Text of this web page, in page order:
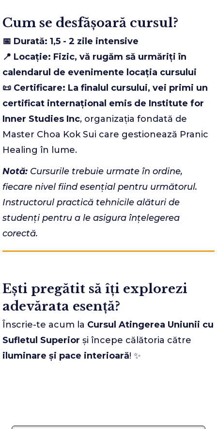
Cum se desfășoară cursul?
📅 Durată: 1,5 - 2 zile intensive
📍 Locație: Fizic, vă rugăm să urmăriți în
calendarul de evenimente locația cursului
📜 Certificare: La finalul cursului, vei primi un
certificat internațional emis de Institute for
Inner Studies Inc, organizația fondată de
Master Choa Kok Sui care gestionează Pranic
Healing în lume.
Notă: Cursurile trebuie urmate în ordine,
fiecare nivel fiind esențial pentru următorul.
Instructorul practică tehnicile alături de
studenți pentru a le asigura înțelegerea
corectă.
Ești pregătit să îți explorezi
adevărata esență?
Înscrie-te acum la Cursul Atingerea Uniunii cu
Sufletul Superior și începe călătoria către
iluminare și pace interioară! ✨